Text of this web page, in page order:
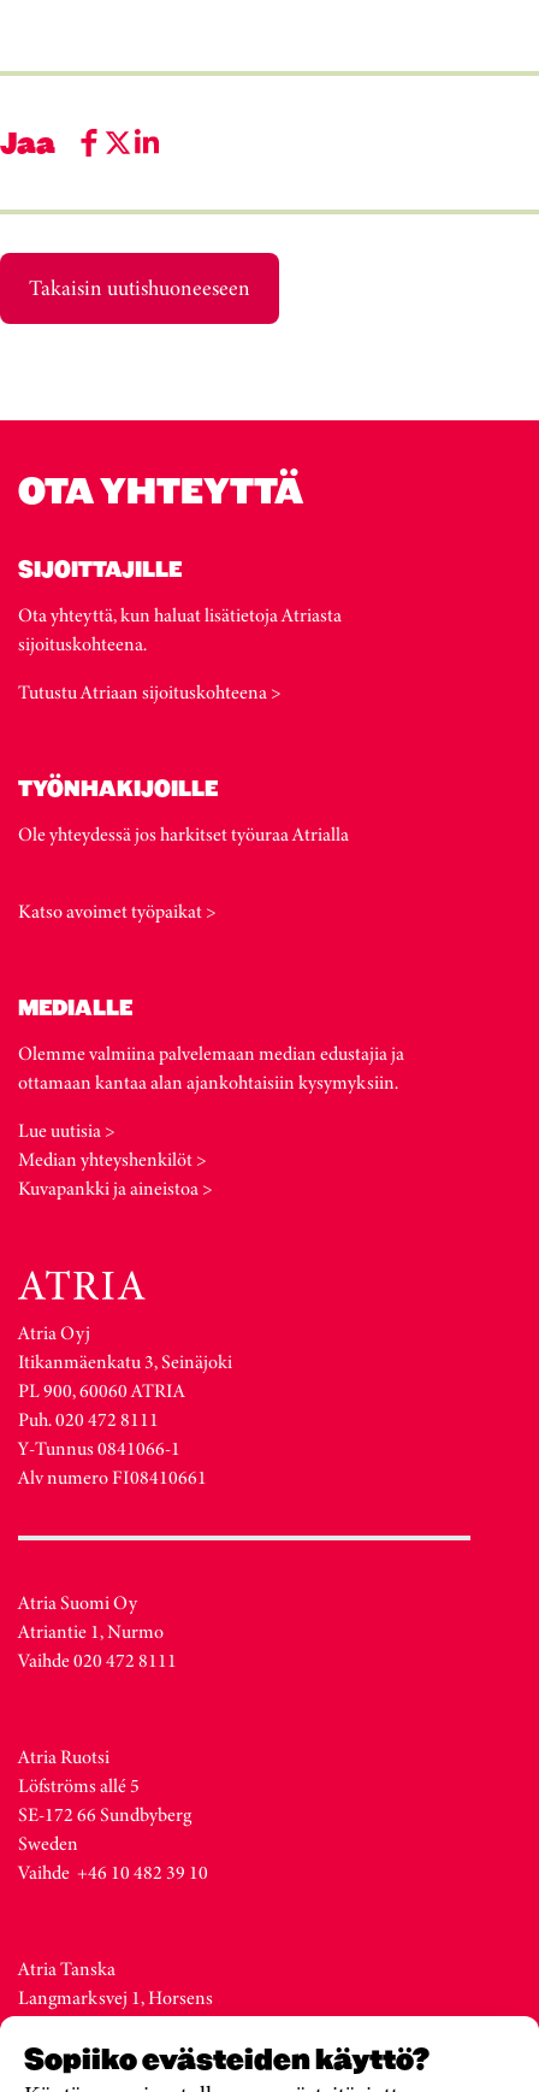
Sopiiko evästeiden käyttö?
Jaa
Takaisin uutishuoneeseen
OTA YHTEYTTÄ
SIJOITTAJILLE
Ota yhteyttä, kun haluat lisätietoja Atriasta
sijoituskohteena.
Tutustu Atriaan sijoituskohteena >
TYÖNHAKIJOILLE
Ole yhteydessä jos harkitset työuraa Atrialla
Katso avoimet työpaikat >
MEDIALLE
Olemme valmiina palvelemaan median edustajia ja
ottamaan kantaa alan ajankohtaisiin kysymyksiin.
Lue uutisia >
Median yhteyshenkilöt >
Kuvapankki ja aineistoa >
Atria Oyj
Itikanmäenkatu 3, Seinäjoki
PL 900, 60060 ATRIA
Puh. 020 472 8111
Y-Tunnus 0841066-1
Alv numero FI08410661
Atria Suomi Oy
Atriantie 1, Nurmo
Vaihde 020 472 8111
Atria Ruotsi
Löfströms allé 5
SE-172 66 Sundbyberg
Sweden
Vaihde +46 10 482 39 10
Atria Tanska
Langmarksvej 1, Horsens
Denmark
Vaihde +45 76 28 25 00